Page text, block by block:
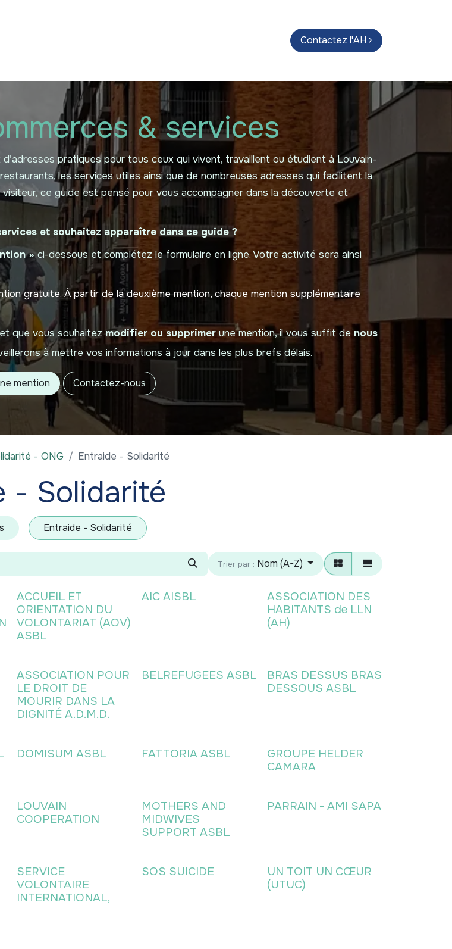
Parcours d'artistes Guide
Contactez l'AH
& services
pratiques pour tous ceux qui vivent, travaillent ou étudient à Louvain-
les services utiles ainsi que de nombreuses adresses qui facilitent la
ce guide est pensé pour vous accompagner dans la découverte et
et souhaitez apparaître dans ce guide ?
»ci-dessous et complétez le formulaire en ligne. Votre activité sera ainsi
gratuite. À partir de la deuxième mention, chaque mention supplémentaire
et que vous souhaitezmodifier ou supprimerune mention, il vous suffit de nous
à mettre vos informations à jour dans les plus brefs délais.
mention Contactez-nous
- ONG Entraide - Solidarité
- Solidarité
Entraide - Solidarité
Trier par : Nom (A-Z)
ACCUEIL ET
ORIENTATION DU
VOLONTARIAT (AOV)
ASBL
AIC AISBL Membre AH
ASSOCIATION DES
HABITANTS de LLN
(AH)
ASSOCIATION POUR
LE DROIT DE
MOURIR DANS LA
DIGNITÉ A.D.M.D.
BELREFUGEES ASBL
BRAS DESSUS BRAS
DESSOUS ASBL
DOMISUM ASBL FATTORIA ASBL
GROUPE HELDER
CAMARA
LOUVAIN
COOPERATION
MOTHERS AND
MIDWIVES
SUPPORT ASBL
PARRAIN - AMI SAPA
SERVICE
VOLONTAIRE
INTERNATIONAL,
SOS SUICIDE
UN TOIT UN CŒUR
(UTUC)